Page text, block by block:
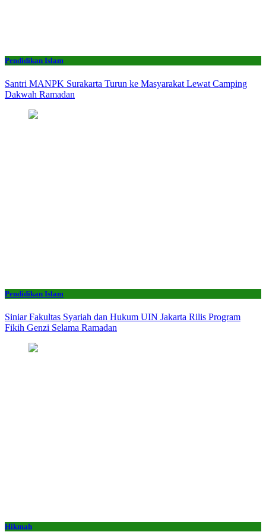
Pendidikan Islam
Santri MANPK Surakarta Turun ke Masyarakat Lewat Camping
Dakwah Ramadan
Pendidikan Islam
Siniar Fakultas Syariah dan Hukum UIN Jakarta Rilis Program
Fikih Genzi Selama Ramadan
Hikmah